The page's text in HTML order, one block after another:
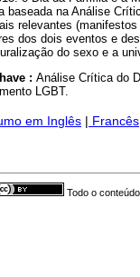
baseada na Análise
relevantes
dos dois eventos e
do sexo e a
: Análise Crítica do
LGBT.
em Inglês | Francês
Todo o